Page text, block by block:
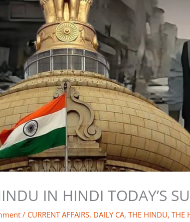
IN HINDI TODAY’S
/ CURRENT AFFAIRS, DAILY CA, THE HINDU, THE